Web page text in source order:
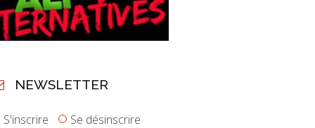
NEWSLETTER
S'inscrire Se désinscrire